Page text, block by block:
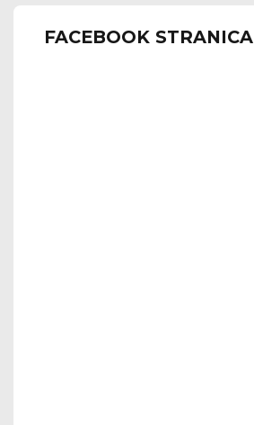
FACEBOOK STRANICA